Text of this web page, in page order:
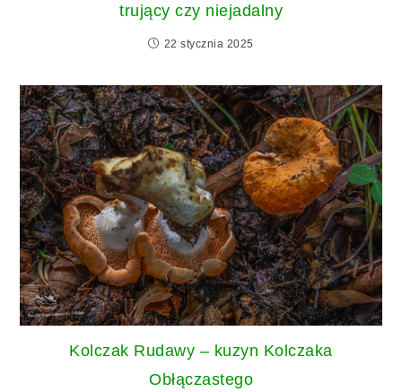
trujący czy niejadalny
22 stycznia 2025
Kolczak Rudawy – kuzyn Kolczaka
Obłączastego